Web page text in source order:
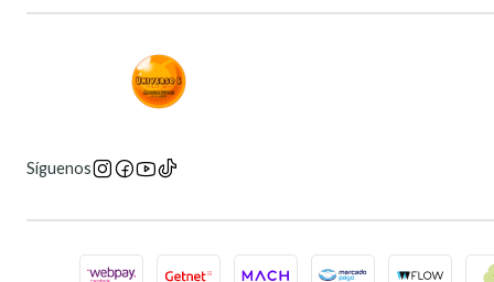
Síguenos